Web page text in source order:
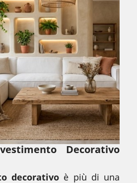
Decorativo
decorativo è più di una